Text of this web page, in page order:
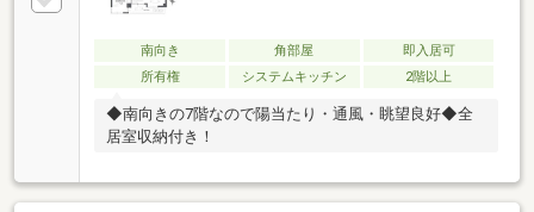
南向き 角部屋
即入居可
所有権
システムキッチン 2階以上
◆南向きの7階なので陽当たり・通風・眺望良好◆全
居室収納付き！